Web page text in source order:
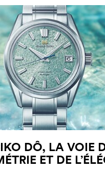
DÔ, LA VOIE
ET DE